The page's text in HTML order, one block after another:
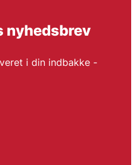
nyhedsbrev
i din indbakke -